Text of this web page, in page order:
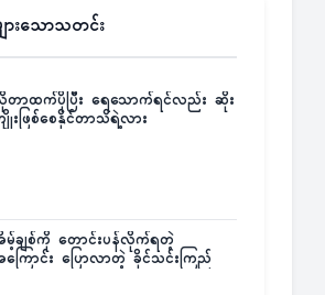
းသောသတင်း
ာထက်ပိုပြီး ရေသောက်ရင်လည်း ဆိုး
းဖြစ်စေနိုင်တာသိရဲ့လား
ချစ်ကို တောင်းပန်လိုက်ရတဲ့
ြောင်း ပြောလာတဲ့ ခိုင်သင်းကြည်